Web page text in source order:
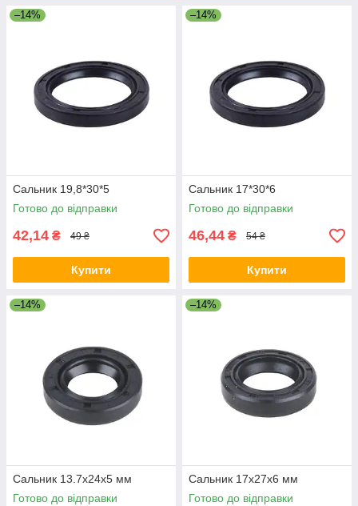
–14%
Сальник 19,8*30*5
Готово до відправки
42,14 ₴ 49 ₴
Купити
–14%
Сальник 17*30*6
Готово до відправки
46,44 ₴ 54 ₴
Купити
–14%
Сальник 13.7x24x5 мм
Готово до відправки
–14%
Сальник 17x27x6 мм
Готово до відправки